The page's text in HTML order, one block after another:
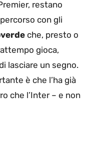
restano
con gli
che, presto o
gioca,
lasciare un segno.
è che l’ha già
che l’Inter – e non